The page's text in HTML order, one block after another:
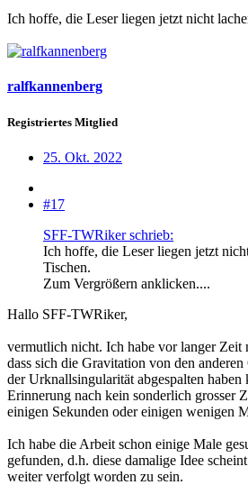
Ich hoffe, die Leser liegen jetzt nicht
ralfkannenberg
Registriertes Mitglied
25. Okt. 2022
#17
SFF-TWRiker schrieb:
Ich hoffe, die Leser liegen jetzt
Tischen.
Zum Vergrößern anklicken....
Hallo SFF-TWRiker,
vermutlich nicht. Ich habe vor langer Zeit
dass sich die Gravitation von den
der Urknallsingularität abgespalten haben
Erinnerung nach kein sonderlich grosser
einigen Sekunden oder einigen wenigen
Ich habe die Arbeit schon einige Male
gefunden, d.h. diese damalige Idee
weiter verfolgt worden zu sein.